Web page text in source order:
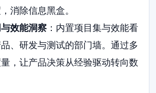
消除信息黑盒。
效能洞察：内置项目集与效能看
、研发与测试的部门墙。通过多
，让产品决策从经验驱动转向数